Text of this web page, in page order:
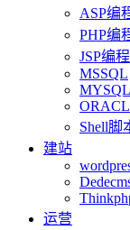
ASP编
PHP编
JSP编程
MSSQL
MYSQL
Shell脚
建站
运营